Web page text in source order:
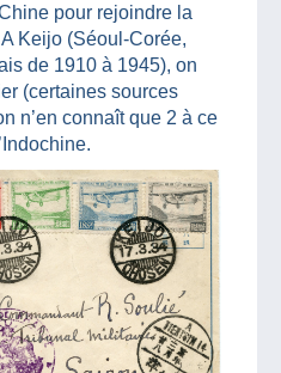
pour rejoindre la
Keijo (Séoul-Corée,
de 1910 à 1945), on
(certaines sources
n’en connaît que 2 à ce